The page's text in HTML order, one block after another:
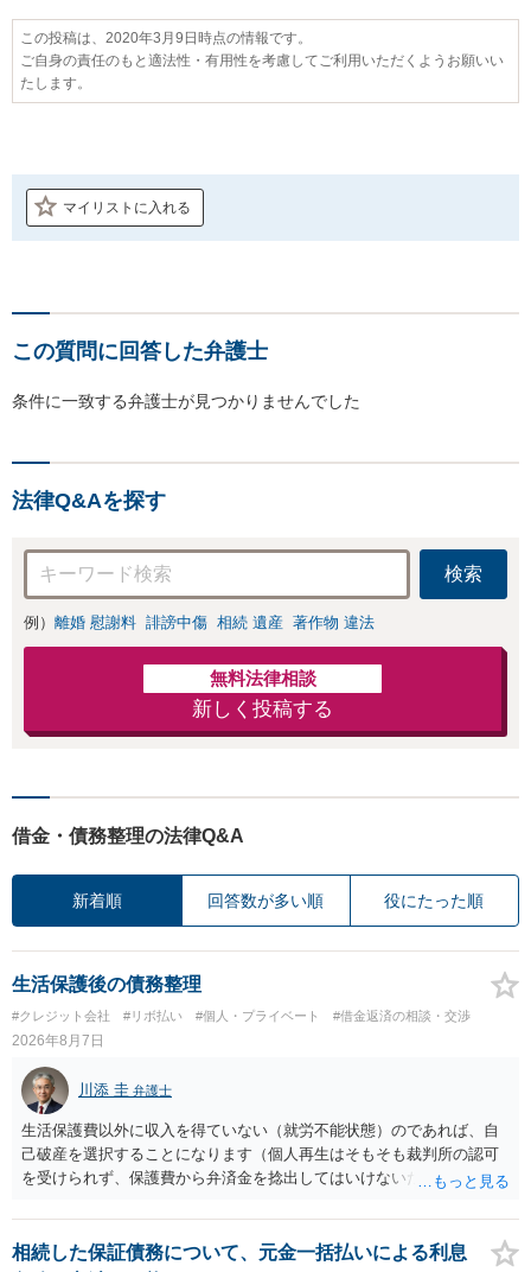
この投稿は、2020年3月9日時点の情報です。
ご自身の責任のもと適法性・有用性を考慮してご利用いただくようお願いい
たします。
マイリストに入れる
この質問に回答した弁護士
条件に一致する弁護士が見つかりませんでした
法律Q&Aを探す
検索
例） 離婚 慰謝料 誹謗中傷 相続 遺産 著作物 違法
無料法律相談
新しく投稿する
借金・債務整理の法律Q&A
新着順 回答数が多い順 役にたった順
生活保護後の債務整理
#クレジット会社 #リボ払い #個人・プライベート #借金返済の相談・交渉
2026年8月7日
川添 圭 弁護士
生活保護費以外に収入を得ていない（就労不能状態）のであれば、自
己破産を選択することになります（個人再生はそもそも裁判所の認可
を受けられず、保護費から弁済金を捻出してはいけないため任意整理
士費用は法テラスが負担し、裁判所の予納金等も法テラスが援助して
くれるため、弁護士へ自己破産を任せれば解決します。
相続した保証債務について、元金一括払いによる利息